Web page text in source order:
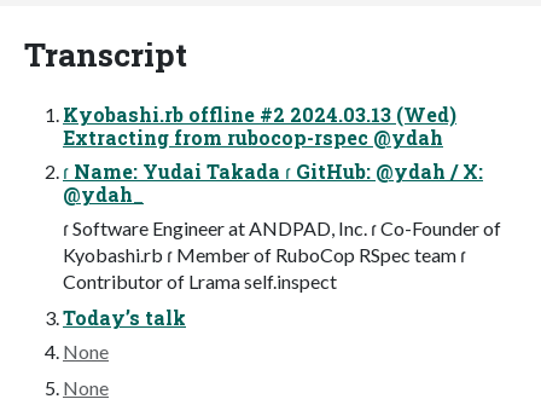
Transcript
Kyobashi.rb offline #2 2024.03.13 (Wed)
Extracting from rubocop-rspec @ydah
ɾ Name: Yudai Takada ɾ GitHub: @ydah / X:
@ydah_
ɾ Software Engineer at ANDPAD, Inc. ɾ Co-Founder of
Kyobashi.rb ɾ Member of RuboCop RSpec team ɾ
Contributor of Lrama self.inspect
Today’s talk
None
None